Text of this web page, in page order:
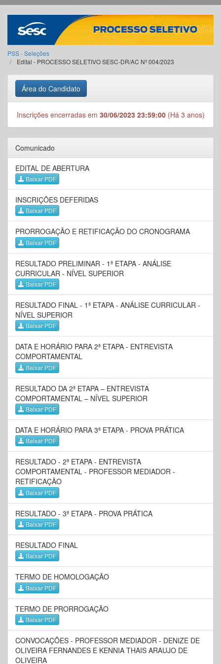
PSS - Seleções
Edital - PROCESSO SELETIVO SESC-DR/AC Nº 004/2023
Área do Candidato
Inscrições encerradas em 30/06/2023 23:59:00(Há 3 anos)
Comunicado
EDITAL DE ABERTURA
Baixar PDF
INSCRIÇÕES DEFERIDAS
Baixar PDF
PRORROGAÇÃO E RETIFICAÇÃO DO CRONOGRAMA
Baixar PDF
RESULTADO PRELIMINAR - 1ª ETAPA - ANÁLISE
CURRICULAR - NÍVEL SUPERIOR
Baixar PDF
RESULTADO FINAL - 1ª ETAPA - ANÁLISE CURRICULAR -
NÍVEL SUPERIOR
Baixar PDF
DATA E HORÁRIO PARA 2ª ETAPA - ENTREVISTA
COMPORTAMENTAL
Baixar PDF
RESULTADO DA 2ª ETAPA – ENTREVISTA
COMPORTAMENTAL – NÍVEL SUPERIOR
Baixar PDF
DATA E HORÁRIO PARA 3ª ETAPA - PROVA PRÁTICA
Baixar PDF
RESULTADO - 2ª ETAPA - ENTREVISTA
COMPORTAMENTAL - PROFESSOR MEDIADOR -
RETIFICAÇÃO
Baixar PDF
RESULTADO - 3ª ETAPA - PROVA PRÁTICA
Baixar PDF
RESULTADO FINAL
Baixar PDF
TERMO DE HOMOLOGAÇÃO
Baixar PDF
TERMO DE PRORROGAÇÃO
Baixar PDF
CONVOCAÇÕES - PROFESSOR MEDIADOR - DENIZE DE
OLIVEIRA FERNANDES E KENNIA THAIS ARAUJO DE
OLIVEIRA